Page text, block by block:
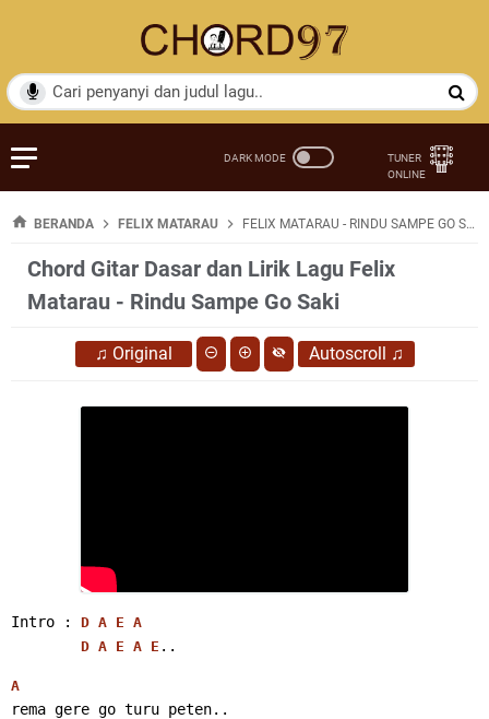
BERANDA FELIX MATARAU FELIX MATARAU - RINDU SAMPE GO SAKI
Chord Gitar Dasar dan Lirik Lagu Felix
Matarau - Rindu Sampe Go Saki
♫ Original Autoscroll ♫
Intro : D A E A
D A E A E ..
A
rema gere go turu peten..